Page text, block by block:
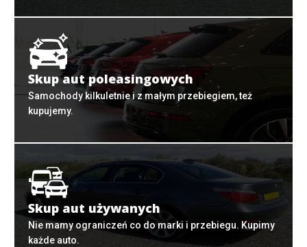
Skup aut poleasingowych
Samochody kilkuletnie i z małym przebiegiem, też
kupujemy.
Skup aut używanych
Nie mamy ograniczeń co do marki i przebiegu. Kupimy
każde auto.